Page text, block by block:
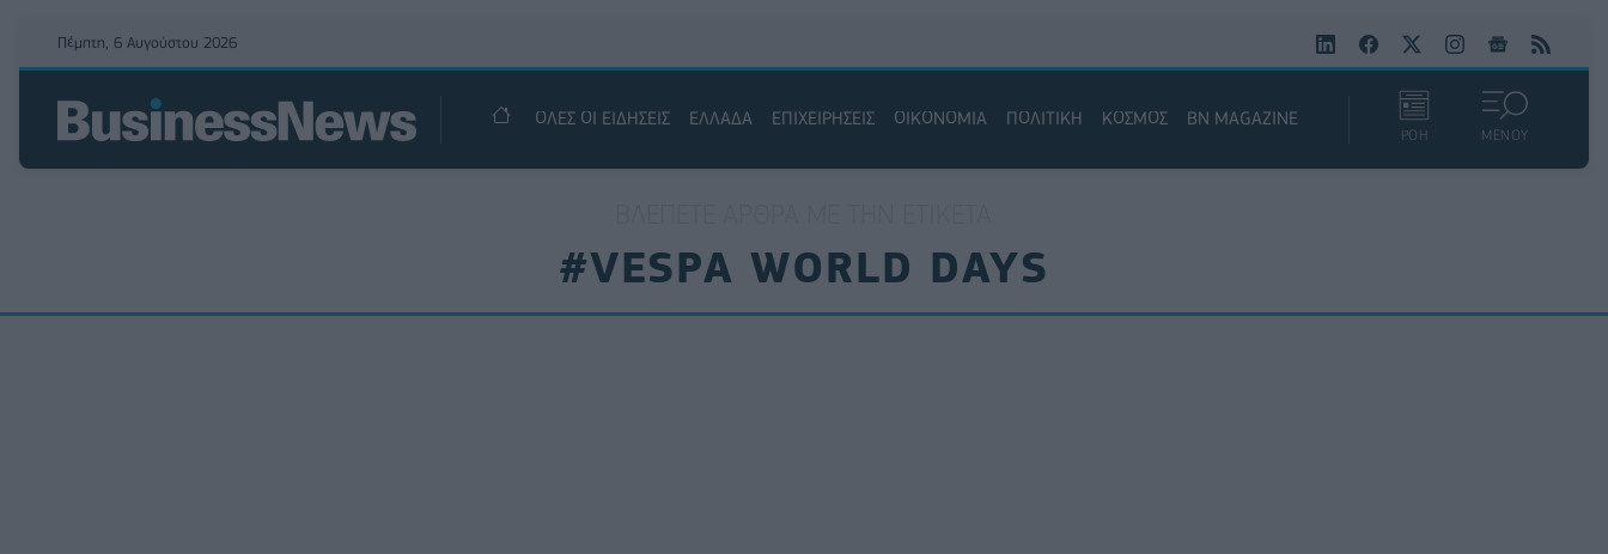
Πέμπτη, 6 Αυγούστου 2026
ΟΛΕΣ ΟΙ ΕΙΔΗΣΕΙΣ ΕΛΛΑΔΑ ΕΠΙΧΕΙΡΗΣΕΙΣ ΟΙΚΟΝΟΜΙΑ ΠΟΛΙΤΙΚΗ ΚΟΣΜΟΣ BN MAGAZINE
ΡΟΗ ΜΕΝΟΥ
#VESPA WORLD DAYS